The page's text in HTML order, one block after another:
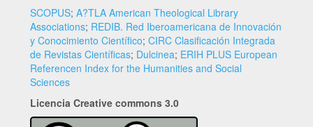
SCOPUS; A?TLA American Theological Library
Associations; REDIB. Red Iberoamericana de Innovación
y Conocimiento Científico; CIRC Clasificación Integrada
de Revistas Científicas; Dulcinea; ERIH PLUS European
Referencen Index for the Humanities and Social
Sciences
Licencia Creative commons 3.0